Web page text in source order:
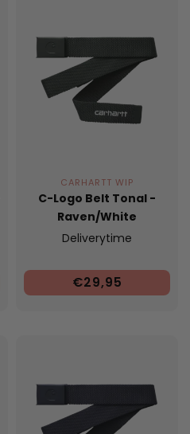
CARHARTT WIP
C-Logo Belt Tonal -
Raven/White
Deliverytime
€29,95